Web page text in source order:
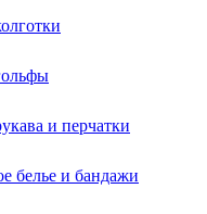
и перчатки
белье и бандажи